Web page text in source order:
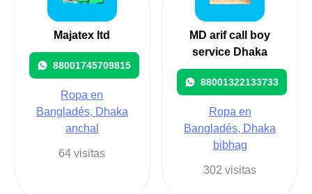
Majatex ltd
88001745709815
Ropa en
Bangladés, Dhaka
anchal
64 visitas
MD arif call boy
service Dhaka
88001322133733
Ropa en
Bangladés, Dhaka
bibhag
302 visitas